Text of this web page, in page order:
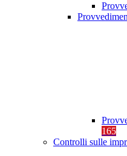
165
Controlli sulle